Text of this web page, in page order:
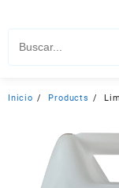
Inicio Products